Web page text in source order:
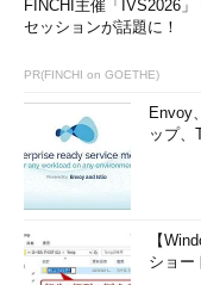
FINCHI主催「IVS2026」
セッションが話題に！
PR(FINCHI on GOETHE)
Envoy
ップ、
【
ショー